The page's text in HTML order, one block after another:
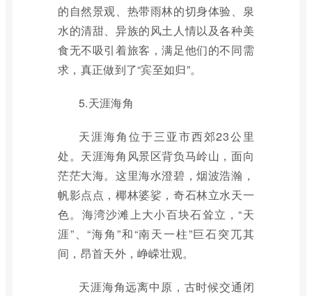
的自然景观、热带雨林的切身体验、泉
水的清甜、异族的风土人情以及各种美
食无不吸引着旅客，满足他们的不同需
求，真正做到了“宾至如归”。
5.天涯海角
天涯海角位于三亚市西郊23公里
处。天涯海角风景区背负马岭山，面向
茫茫大海。这里海水澄碧，烟波浩瀚，
帆影点点，椰林婆娑，奇石林立水天一
色。海湾沙滩上大小百块石耸立，“天
涯”、“海角”和“南天一柱”巨石突兀其
间，昂首天外，峥嵘壮观。
天涯海角远离中原，古时候交通闭